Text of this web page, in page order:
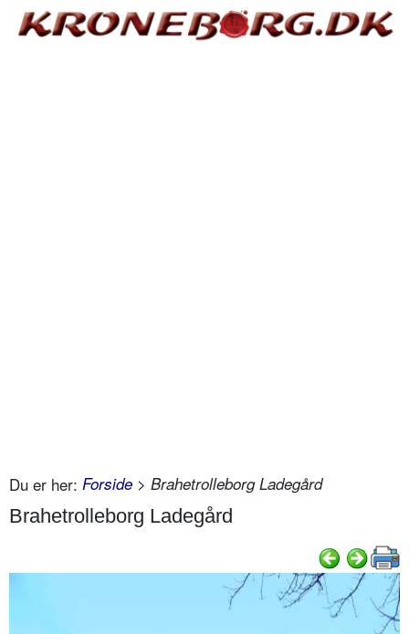
Du er her: Forside > Brahetrolleborg Ladegård
Brahetrolleborg Ladegård